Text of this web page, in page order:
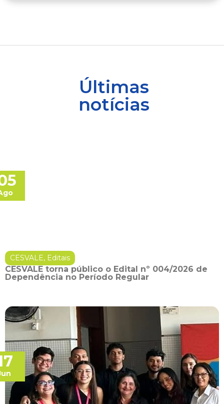
Últimas
notícias
CESVALE, Editais
CESVALE torna público o Edital nº 004/2026 de
Dependência no Período Regular